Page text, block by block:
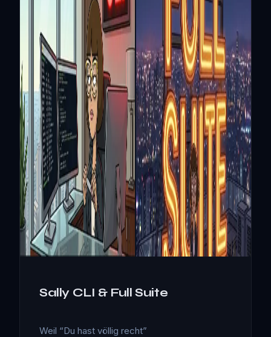
Sally CLI & Full Suite
Weil “Du hast völlig recht”